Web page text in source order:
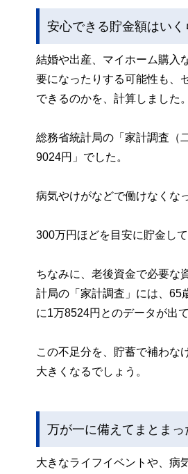
安心できる貯金額はいく
結婚や出産、マイホーム購入
要になったりする可能性も、
できるのかを、計算しました。
総務省統計局の「家計調査（
9024円」でした。
病気やけがなどで働けなくな
300万円ほどを目安に貯金し
ちなみに、老後資金で必要な
計局の「家計調査」には、65
に1万8524円とのデータが出て
この不足分を、貯蓄で補わな
大きくなるでしょう。
万が一に備えてまとま
大きなライフイベントや、病